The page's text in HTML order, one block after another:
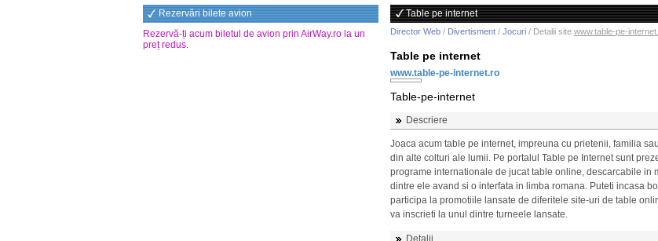
Rezervări bilete avion
Rezervă-ți acum biletul de avion prin AirWay.ro la un
preț redus.
Table pe internet
Director Web / Divertisment / Jocuri / Detalii site www.table-pe-
Table pe internet
www.table-pe-internet.ro
Table-pe-internet
Descriere
Joaca acum table pe internet, impreuna cu prietenii, familia
din alte colturi ale lumii. Pe portalul Table pe Internet sunt
programe internationale de jucat table online, descarcabile in
dintre ele avand si o interfata in limba romana. Puteti incasa
participa la promotiile lansate de diferitele site-uri de table
va inscrieti la unul dintre turneele lansate.
Detalii